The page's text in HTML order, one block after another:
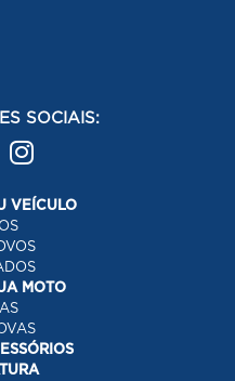
SOCIAIS:
VEÍCULO
MOTO